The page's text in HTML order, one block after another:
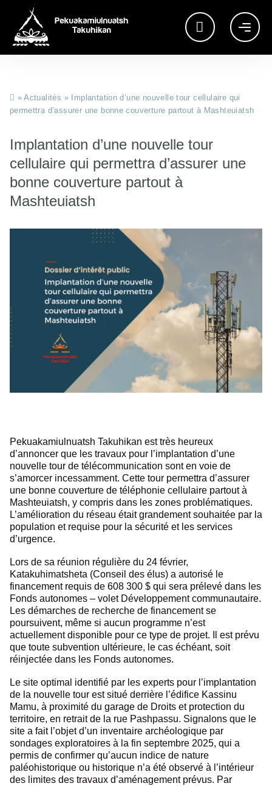
»Actualités »
Implantation d’une nouvelle tour cellulaire qui
permettra d’assurer une bonne couverture partout à Mashteuiatsh
Implantation d’une nouvelle tour
cellulaire qui permettra d’assurer une
bonne couverture partout à
Mashteuiatsh
Pekuakamiulnuatsh Takuhikan est très heureux
d’annoncer que les travaux pour l’implantation d’une
nouvelle tour de télécommunication sont en voie de
s’amorcer incessamment. Cette tour permettra d’assurer
une bonne couverture de téléphonie cellulaire partout à
Mashteuiatsh, y compris dans les zones problématiques.
L’amélioration du réseau était grandement souhaitée par la
population et requise pour la sécurité et les services
d’urgence.
Lors de sa réunion régulière du 24 février,
Katakuhimatsheta (Conseil des élus) a autorisé le
financement requis de 608 300 $ qui sera prélevé dans les
Fonds autonomes – volet Développement communautaire.
Les démarches de recherche de financement se
poursuivent, même si aucun programme n’est
actuellement disponible pour ce type de projet. Il est prévu
que toute subvention ultérieure, le cas échéant, soit
réinjectée dans les Fonds autonomes.
Le site optimal identifié par les experts pour l’implantation
de la nouvelle tour est situé derrière l’édifice Kassinu
Mamu, à proximité du garage de Droits et protection du
territoire, en retrait de la rue Pashpassu. Signalons que le
site a fait l’objet d’un inventaire archéologique par
sondages exploratoires à la fin septembre 2025, qui a
permis de confirmer qu’aucun indice de nature
paléohistorique ou historique n’a été observé à l’intérieur
des limites des travaux d’aménagement prévus. Par